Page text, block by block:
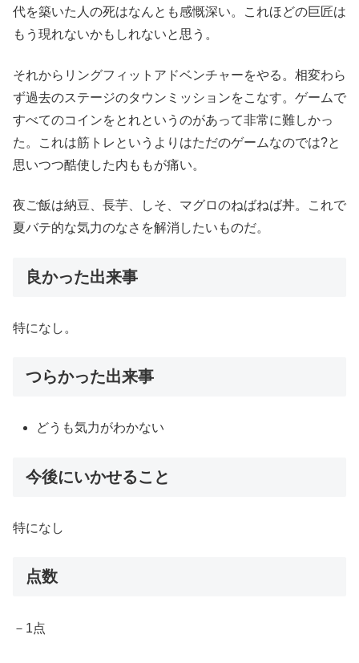
代を築いた人の死はなんとも感慨深い。これほどの巨匠は
もう現れないかもしれないと思う。
それからリングフィットアドベンチャーをやる。相変わら
ず過去のステージのタウンミッションをこなす。ゲームで
すべてのコインをとれというのがあって非常に難しかっ
た。これは筋トレというよりはただのゲームなのでは?と
思いつつ酷使した内ももが痛い。
夜ご飯は納豆、長芋、しそ、マグロのねばねば丼。これで
夏バテ的な気力のなさを解消したいものだ。
良かった出来事
特になし。
つらかった出来事
どうも気力がわかない
今後にいかせること
特になし
点数
－1点